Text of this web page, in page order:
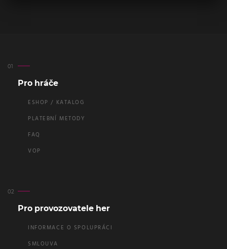
Pro hráče
ESHOP / KATALOG
PLATEBNÍ METODY
FAQ
VOP
Pro provozovatele her
INFORMACE O SPOLUPRÁCI
SMLOUVA